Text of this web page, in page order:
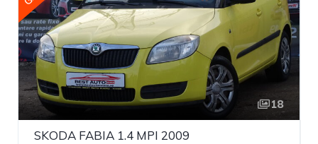
18
SKODA FABIA 1.4 MPI 2009